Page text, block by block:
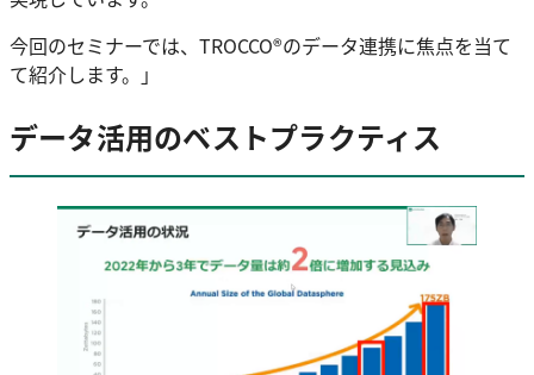
今回のセミナーでは、TROCCO®のデータ連携に焦点を当て
て紹介します。」
データ活用のベストプラクティス